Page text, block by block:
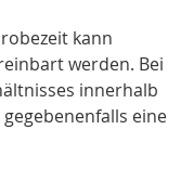
kann
werden. Bei
innerhalb
eine